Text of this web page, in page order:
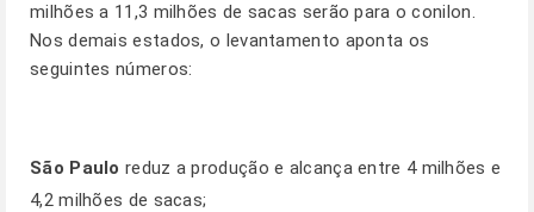
milhões a 11,3 milhões de sacas serão para o conilon.
Nos demais estados, o levantamento aponta os
seguintes números:
São Paulo reduz a produção e alcança entre 4 milhões e
4,2 milhões de sacas;